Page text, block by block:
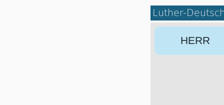
Luther-
HERR